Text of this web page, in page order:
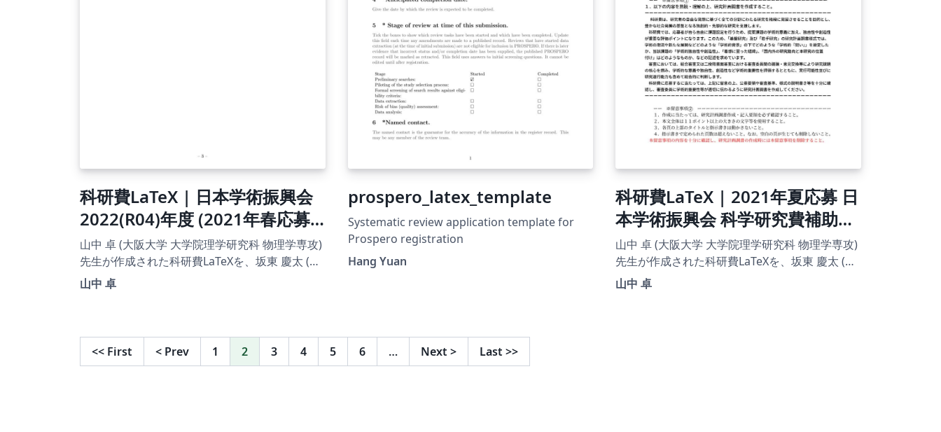
科研費LaTeX | 日本学術振興会
2022(R04)年度 (2021年春応募
分) | 特別研究員 DC |
2021.02.16
山中 卓 (大阪大学 大学院理学研究科 物理学専攻)
先生が作成された科研費LaTeXを、坂東 慶太 (名
古屋学院大学) が了承を得てテンプレート登録し
山中 卓
prospero_latex_template
Systematic review application template for
Prospero registration
Hang Yuan
科研費LaTeX | 2021年夏応募 日
本学術振興会 科学研究費補助金
| 基盤研究（C）(一般) |
2021.08.04
山中 卓 (大阪大学 大学院理学研究科 物理学専攻)
先生が作成された科研費LaTeXを、坂東 慶太 (名
古屋学院大学) が了承を得てテンプレート登録し
山中 卓
<< First < Prev 1 2 3 4 5 6 … Next > Last >>